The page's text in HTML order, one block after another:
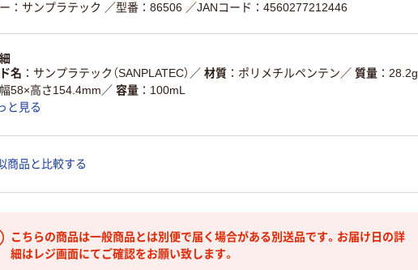
：サンプラテック ／型番：86506 ／JANコード：4560277212446
名
サンプラテック（SANPLATEC） ／ 材質 ポリメチルペンテン ／ 質量 28.2g
幅58×高さ154.4mm ／ 容量
100mL
と見る
商品と比較する
こちらの商品は一般商品とは別便で届く場合がある別送品です。お届け日の詳
細はレジ画面にてご確認をお願い致します。